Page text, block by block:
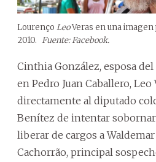
Lourenço LeoVeras en una imagen
2010. Fuente: Facebook.
Cinthia González, esposa
en Pedro Juan Caballero, Leo
directamente al diputado
Benítez de intentar
liberar de cargos a Waldemar
Cachorrão, principal